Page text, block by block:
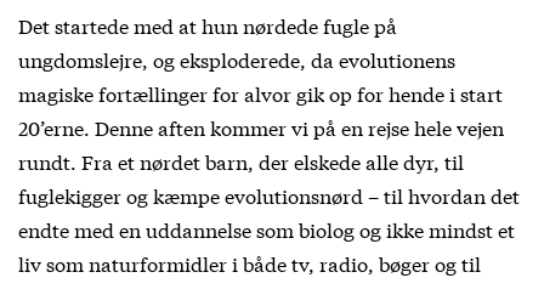
Det startede med at hun nørdede fugle på
ungdomslejre, og eksploderede, da evolutionens
magiske fortællinger for alvor gik op for hende i start
20’erne. Denne aften kommer vi på en rejse hele vejen
rundt. Fra et nørdet barn, der elskede alle dyr, til
fuglekigger og kæmpe evolutionsnørd – til hvordan det
endte med en uddannelse som biolog og ikke mindst et
liv som naturformidler i både tv, radio, bøger og til